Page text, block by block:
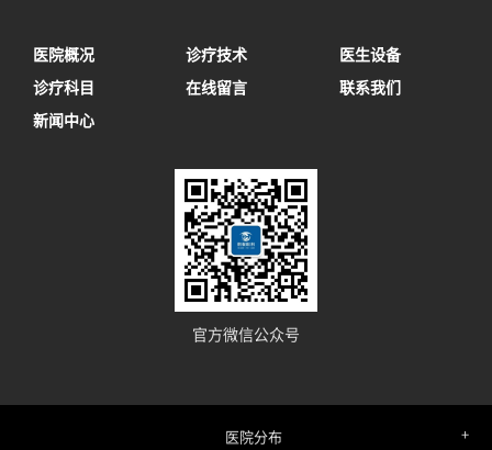
医院概况 诊疗技术
医生设备
诊疗科目
在线留言
联系我们
新闻中心
官方微信公众号
医院分布